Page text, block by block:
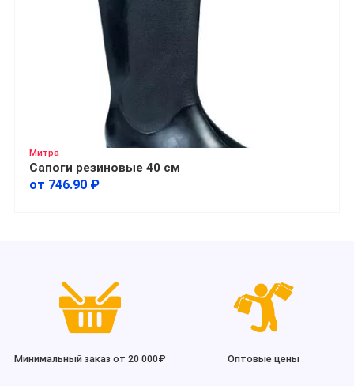
Митра
Сапоги резиновые 40 см
от 746.90 ₽
Минимальный заказ от 20 000₽ Оптовые цены